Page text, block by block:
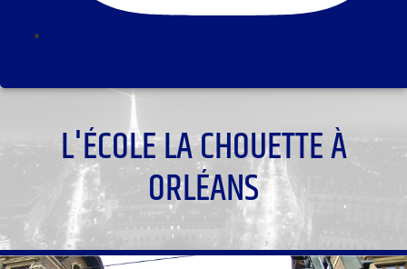
L'ÉCOLE LA CHOUETTE À
ORLÉANS